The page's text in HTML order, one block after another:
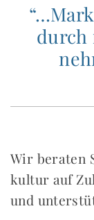
Wir beraten
kultur auf
und